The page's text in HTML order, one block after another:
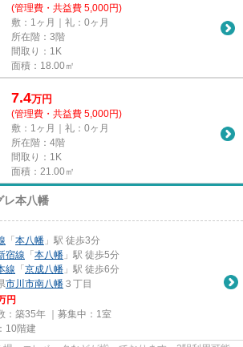
(管理費・共益費 5,000円)
敷：1ヶ月｜礼：0ヶ月
所在階：3階
間取り：1K
面積：18.00㎡
7.4万円
(管理費・共益費 5,000円)
敷：1ヶ月｜礼：0ヶ月
所在階：4階
間取り：1K
面積：21.00㎡
レ本八幡
「 本八幡 」駅 徒歩3分
宿線 「 本八幡 」駅 徒歩5分
線 「 京成八幡 」駅 徒歩6分
市川市南八幡 ３丁目
円
：築35年 ｜募集中： 1室
10階建